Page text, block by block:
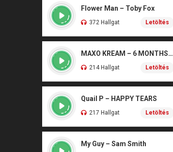
Flower Man – Toby Fox
372 Hallgat Letöltés
MAXO KREAM – 6 MONTHS CLEAN
214 Hallgat Letöltés
Quail P – HAPPY TEARS
217 Hallgat Letöltés
My Guy – Sam Smith